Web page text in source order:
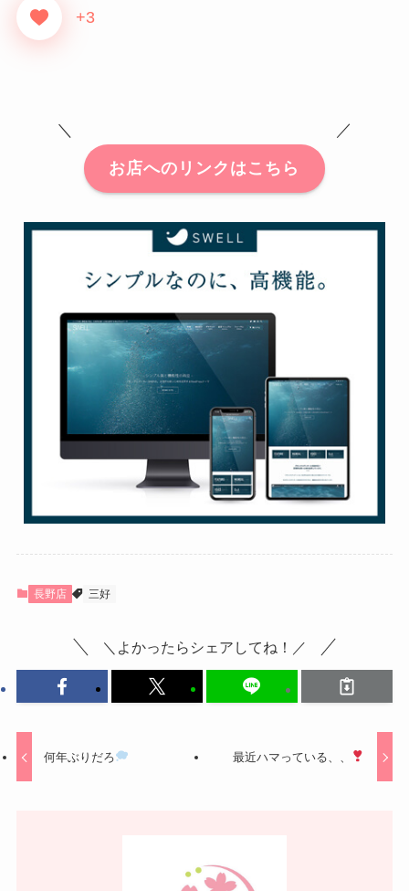
+3
＼ ／
お店へのリンクはこちら
長野店 三好
＼よかったらシェアしてね！／
何年ぶりだろ 最近ハマっている、、